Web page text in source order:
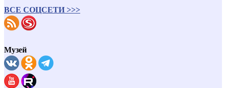
ВСЕ СОЦСЕТИ >>>
Музей